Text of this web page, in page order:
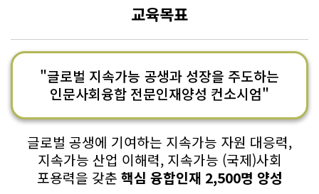
교육목표
"글로벌 지속가능 공생과 성장을 주도하는
인문사회융합 전문인재양성 컨소시엄"
글로벌 공생에 기여하는 지속가능 자원 대응력,
지속가능 산업 이해력,지속가능 (국제)사회
포용력을 갖춘 핵심 융합인재 2,500명 양성